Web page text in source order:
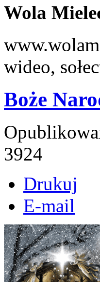
Wola
wideo,
Boże
3924
Drukuj
E-mail